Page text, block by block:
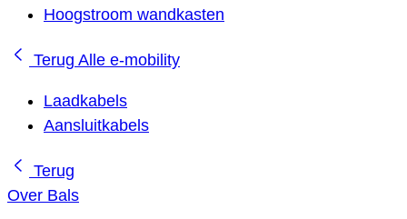
Hoogstroom wandkasten
Terug Alle e-mobility
Laadkabels
Aansluitkabels
Terug
Over Bals